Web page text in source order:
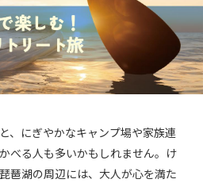
、にぎやかなキャンプ場や家族連
べる人も多いかもしれません。け
琶湖の周辺には、大人が心を満た